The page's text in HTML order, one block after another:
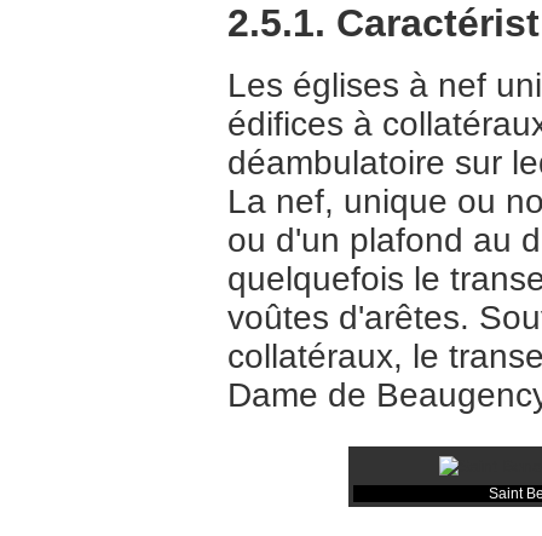
2.5.1.
Les églises à nef
édifices à
déambulatoire sur
La nef, unique ou
ou d'un plafond au
quelquefois le
voûtes d'arêtes.
collatéraux, le
Dame de
Saint